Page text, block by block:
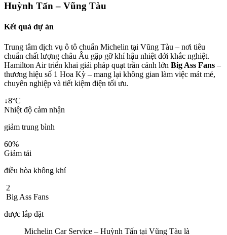
Huỳnh Tấn – Vũng Tàu
Kết quả dự án
Trung tâm dịch vụ ô tô chuẩn Michelin tại Vũng Tàu – nơi tiêu
chuẩn chất lượng châu Âu gặp gỡ khí hậu nhiệt đới khắc nghiệt.
Hamilton Air triển khai giải pháp quạt trần cánh lớn Big Ass Fans –
thương hiệu số 1 Hoa Kỳ – mang lại không gian làm việc mát mẻ,
chuyên nghiệp và tiết kiệm điện tối ưu.
↓8°C​
Nhiệt độ cảm nhận
giảm trung bình
60%​
Giảm tải
điều hòa không khí
2​
Big Ass Fans
được lắp đặt
Michelin Car Service – Huỳnh Tấn tại Vũng Tàu là